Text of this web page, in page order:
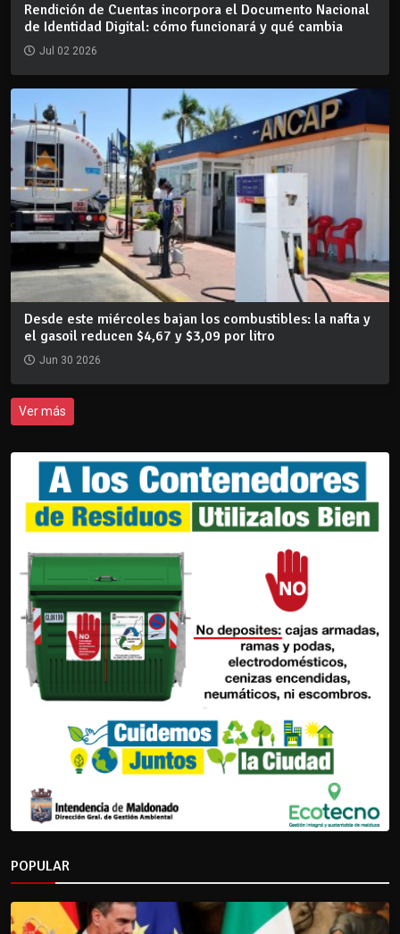
Rendición de Cuentas incorpora el Documento Nacional
de Identidad Digital: cómo funcionará y qué cambia
Jul 02 2026
Desde este miércoles bajan los combustibles: la nafta y
el gasoil reducen $4,67 y $3,09 por litro
Jun 30 2026
Ver más
POPULAR